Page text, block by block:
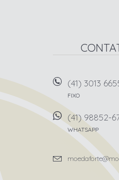
(41) 3013
FIXO
(41) 98852-
WHATSAPP